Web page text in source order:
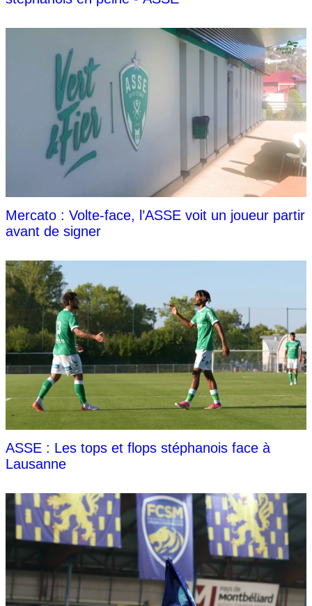
Mercato : Volte-face, l’ASSE voit un joueur partir
avant de signer
ASSE : Les tops et flops stéphanois face à
Lausanne